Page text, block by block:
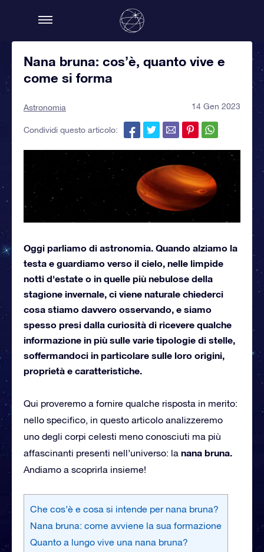
Nana bruna: cos’è, quanto vive e
come si forma
Astronomia 14 Gen 2023
Condividi questo articolo:
Oggi parliamo di astronomia. Quando alziamo la
testa e guardiamo verso il cielo, nelle limpide
notti d'estate o in quelle più nebulose della
stagione invernale, ci viene naturale chiederci
cosa stiamo davvero osservando, e siamo
spesso presi dalla curiosità di ricevere qualche
informazione in più sulle varie tipologie di stelle,
soffermandoci in particolare sulle loro origini,
proprietà e caratteristiche.
Qui proveremo a fornire qualche risposta in merito:
nello specifico, in questo articolo analizzeremo
uno degli corpi celesti meno conosciuti ma più
affascinanti presenti nell’universo: la nana bruna.
Andiamo a scoprirla insieme!
Che cos’è e cosa si intende per nana bruna?
Nana bruna: come avviene la sua formazione
Quanto a lungo vive una nana bruna?